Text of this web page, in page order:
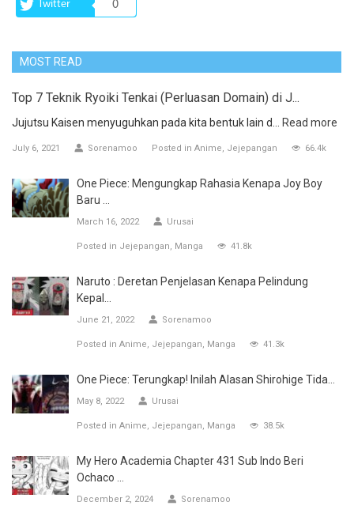
Twitter 0
MOST READ
Top 7 Teknik Ryoiki Tenkai (Perluasan Domain) di J...
Jujutsu Kaisen menyuguhkan pada kita bentuk lain d... Read more
July 6, 2021 Sorenamoo Posted in Anime Jejepangan 66.4k
One Piece: Mengungkap Rahasia Kenapa Joy Boy
Baru ...
March 16, 2022 Urusai
Posted in Jejepangan Manga 41.8k
Naruto : Deretan Penjelasan Kenapa Pelindung
Kepal...
June 21, 2022 Sorenamoo
Posted in Anime Jejepangan Manga 41.3k
One Piece: Terungkap! Inilah Alasan Shirohige Tida...
May 8, 2022 Urusai
Posted in Anime Jejepangan Manga 38.5k
My Hero Academia Chapter 431 Sub Indo Beri
Ochaco ...
December 2, 2024 Sorenamoo